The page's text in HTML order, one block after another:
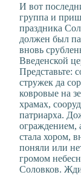
И вот
группа и
праздника
должен был
вновь
Введенской
Представьте:
стружек да
ковровые на
храмах,
патриарха.
ограждением,
стала хором,
поняли или
громом
Соловков.